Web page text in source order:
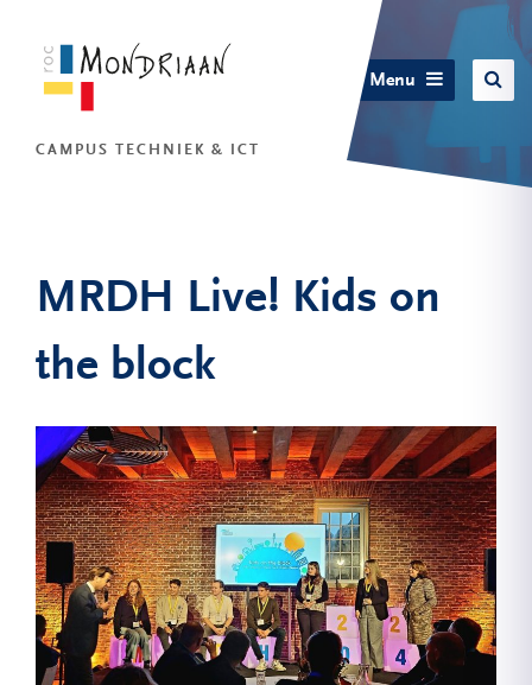
CAMPUS TECHNIEK & ICT
Menu
MRDH Live! Kids on
the block